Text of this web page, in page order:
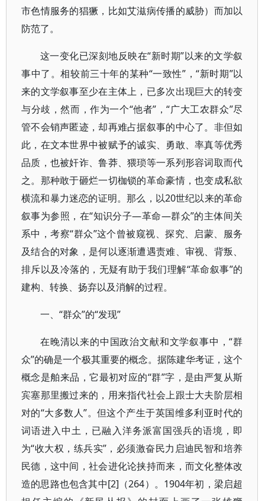
市色情服务的猖獗，比如艾滋病传播的威胁）而加以
防范了。
这一变化已深刻地反映在“新时期”以来的文学叙
事中了。相较前三十年的某种“一致性”，“新时期”以
来的文学叙事至少在主体上，已多次出现巨大的转变
与分歧，然而，作为一个“他者”，“广大工农群众”尽
管不会销声匿迹，却再难占据叙事的中心了。非但如
此，在文本世界中被赋予的诚实、勇敢、率真等优秀
品质，也被奸诈、鲁莽、猥琐等一系列形容词取而代
之。那种敢于砸烂一切枷锁的革命豪情，也变成私欲
横流和暴力迷恋的证明。那么，以20世纪以来的革命
叙事为参照，在“知识分子—革命—群众”的主体间关
系中，考察“群众”这个曾被窥视、探究、启蒙、服务
及结合的对象，是何以逐渐遭遇责难、审视、背叛、
排斥以及冷落的，无疑有助于我们理解“革命叙事”的
建构、转换、扬弃以及消解的过程。
一、“群众”的“发现”
在晚清以来的中国政治文献和文学叙事中，“群
众”的确是一个极其重要的概念。据陈建华考证，这个
概念是舶来品，它最初对应的“群”字，是由严复从斯
宾塞那里搬过来的，用来指代社会上跟士大夫阶层相
对的“大多数人”。但这个产生于英国维多利亚时代的
词语进入中土，已融入洋务派富国强兵的语境，即
为“收大权，练兵实”，必须激奋民力启迪民智和培养
民德，这中间，社会进化论挟持而来，而文化整体改
造的思路也包含其中[2]（264）。1904年初，梁启超